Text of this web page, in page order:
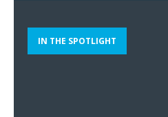
IN THE SPOTLIGHT